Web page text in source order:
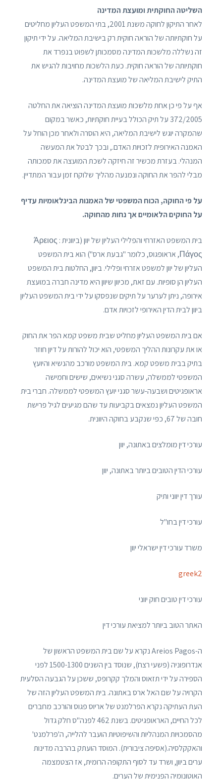
השליטה החוקתית ומועצת המדינה
לאחר התיקון לחוקה משנת 2001, בתי המשפט העליון מחליטים
על חוקתיותה של הוראה חוקית רק בישיבת המליאה. על ידי תיקון
זה נשללה מלשכות המדינה מסמכותן לשפוט בנפרד את
חוקתיותה של הוראה חוקית. כעת הלשכות מחויבות להגיש את
התיק לישיבת המליאה של מועצת המדינה.
אף על פי כן אחת מלשכות מועצת המדינה הוציאה את החלטה
372/2005 על תיק הכולל בעיית חוקתיות, כאשר במקום
שהמקרה יוגש לישיבת המליאה, היא הוסרה ולאחר מכן הוחל על
האמנה האירופית לזכויות האדם., ובכך לבטל את המעשה
המנהלי. בעזרת מכשיר זה חיזקה לשכת המועצה את סמכותה
מבלי להפר את החוקה ונמנעה מהליך שלוקח זמן עבור המתדיין.
על פי החוקה, הכוח המשפטי של האמנות הבינלאומיות עדיף
על החוקים הלאומיים אך נחות מהחוקה.
בית המשפט האזרחי והפלילי העליון של יוון (ביוונית : Άρειος
Πάγος, אראופגוס, כלומר "גבעת ארס") הוא בית המשפט
העליון של יוון למשפט אזרחי ופלילי. ביוון, החלטות בית המשפט
העליון הן סופיות. עם זאת, מכיוון שיוון היא מדינה חברה במועצת
אירופה, ניתן לערער על תיקים שנפסקו על ידי בית המשפט העליון
ביוון לבית הדין האירופי לזכויות אדם.
אם בית המשפט העליון מחליט שבית משפט קמא הפר את החוק
או את עקרונות ההליך המשפטי, הוא יכול להורות על דיון חוזר
בתיק בבית משפט קמא. בית המשפט מורכב מהנשיא והיועץ
המשפטי לממשלה, עשרה סגני נשיאים, שישים וחמישה
אראופגיטים ושבעה-עשר סגני יועץ המשפטי לממשלה. חברי בית
המשפט העליון נמצאים בקביעות עד שהם מגיעים לגיל פרישת
חובה של 67, כפי שנקבע בחוקה היוונית.
עורכי דין מומלצים באתונה, יוון
עורכי הדין הטובים ביותר באתונה, יוון
עורך דין יווני ותיק
עורכי דין בחו"ל
משרד עורכי דין ישראלי יוון
greek2
עורכי דין טובים חוק יווני
האתר הטוב ביותר למציאת עורכי דין
ה-Areios Pagos נקרא על שם בית המשפט הראשון של
אנדרופוניה (פשעי רצח), שנוסד בין השנים 1500-1300 לפני
הספירה על ידי תזאוס והמלך קקרופס, ששכן על הגבעה הסלעית
הקרויה על שם האל ארס באתונה. בית המשפט העליון הזה של
העת העתיקה נקרא הפרלמנט של אריוס פגוס והורכב מחברים
לכל החיים, האראופגיטים. בשנת 462 לפנה"ס חלק גדול
מהסמכויות המנהליות והשיפוטיות הועבר להלייה, ה'פרלמנט'
והאקקלסיה.(אסיפה ציבורית). המוסד הועתק בהרבה מדינות
ערים ביוון, ושרד עד לסוף התקופה הרומית, אז הצטמצמה
האוטונומיה הפנימית של הערים.